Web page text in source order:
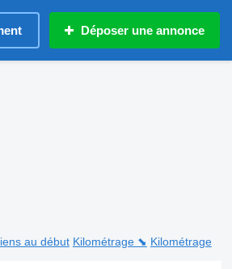
Déposer une annonce
au début Kilométrage ⬊ Kilométrage